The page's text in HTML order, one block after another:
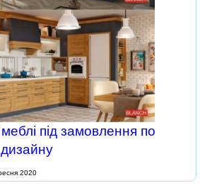
меблі під замовлення по
2020